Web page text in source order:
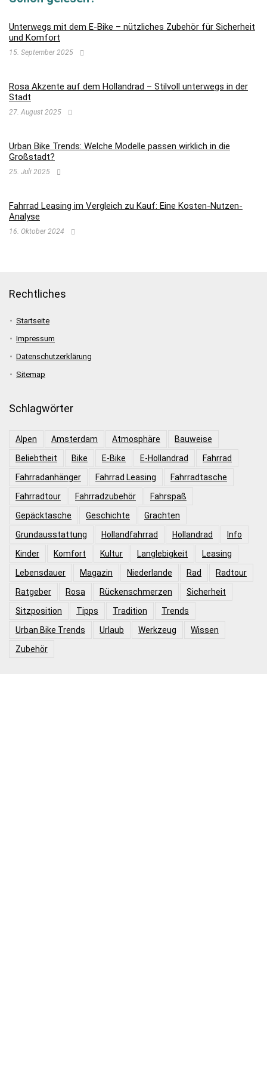
Unterwegs mit dem E-Bike – nützliches Zubehör für Sicherheit
und Komfort
15. September 2025
Rosa Akzente auf dem Hollandrad – Stilvoll unterwegs in der
Stadt
27. August 2025
Urban Bike Trends: Welche Modelle passen wirklich in die
Großstadt?
25. Juli 2025
Fahrrad Leasing im Vergleich zu Kauf: Eine Kosten-Nutzen-
Analyse
16. Oktober 2024
Rechtliches
Startseite
Impressum
Datenschutzerklärung
Sitemap
Schlagwörter
Alpen Amsterdam Atmosphäre
Bauweise
Beliebtheit
Bike E-Bike E-Hollandrad
Fahrrad
Fahrradanhänger
Fahrrad Leasing
Fahrradtasche
Fahrradtour
Fahrradzubehör
Fahrspaß
Gepäcktasche
Geschichte
Grachten
Grundausstattung
Hollandfahrrad Hollandrad
Info
Kinder
Komfort Kultur Langlebigkeit
Leasing
Lebensdauer
Magazin Niederlande Rad
Radtour
Ratgeber
Rosa Rückenschmerzen
Sicherheit
Sitzposition
Tipps Tradition
Trends
Urban Bike Trends
Urlaub Werkzeug
Wissen
Zubehör